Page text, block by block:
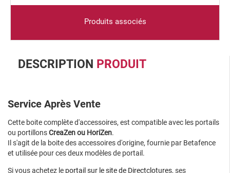
Produits associés
DESCRIPTION PRODUIT
Service Après Vente
Cette boite complète d'accessoires, est compatible avec les portails
ou portillonsCreaZen ou HoriZen.
Il s'agit de la boite des accessoires d'origine, fournie par Betafence
et utilisée pour ces deux modèles de portail.
Si vous achetez le portail sur le site de Directclotures, ses